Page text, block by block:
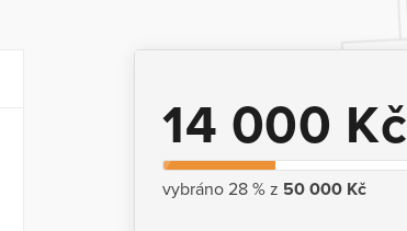
14 000 Kč
vybráno 28 % z 50 000 Kč